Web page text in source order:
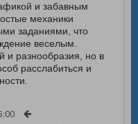
и забавным
механики
заданиями, что
веселым.
и разнообразия, но в
расслабиться и